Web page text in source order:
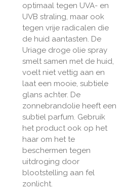
optimaal tegen UVA- en
UVB straling, maar ook
tegen vrije radicalen die
de huid aantasten. De
Uriage droge olie spray
smelt samen met de huid,
voelt niet vettig aan en
laat een mooie, subtiele
glans achter. De
zonnebrandolie heeft een
subtiel parfum. Gebruik
het product ook op het
haar om het te
beschermen tegen
uitdroging door
blootstelling aan fel
zonlicht.